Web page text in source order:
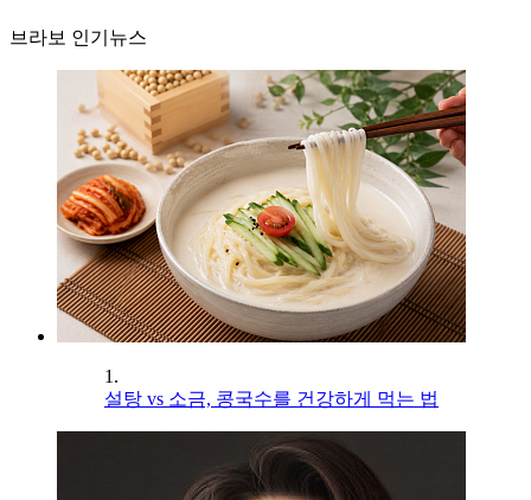
브라보 인기뉴스
1.
설탕 vs 소금, 콩국수를 건강하게 먹는 법